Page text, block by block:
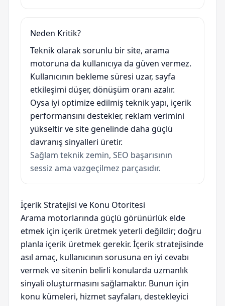
Neden Kritik?
Teknik olarak sorunlu bir site, arama
motoruna da kullanıcıya da güven vermez.
Kullanıcının bekleme süresi uzar, sayfa
etkileşimi düşer, dönüşüm oranı azalır.
Oysa iyi optimize edilmiş teknik yapı, içerik
performansını destekler, reklam verimini
yükseltir ve site genelinde daha güçlü
davranış sinyalleri üretir.
Sağlam teknik zemin, SEO başarısının
sessiz ama vazgeçilmez parçasıdır.
İçerik Stratejisi ve Konu Otoritesi
Arama motorlarında güçlü görünürlük elde
etmek için içerik üretmek yeterli değildir; doğru
planla içerik üretmek gerekir. İçerik stratejisinde
asıl amaç, kullanıcının sorusuna en iyi cevabı
vermek ve sitenin belirli konularda uzmanlık
sinyali oluşturmasını sağlamaktır. Bunun için
konu kümeleri, hizmet sayfaları, destekleyici